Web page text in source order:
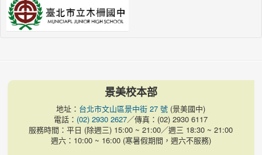
景美校本部
地址： 台北市文山區景中街 27 號 (景美國中)
電話： (02) 2930 2627／傳真：(02) 2930 6117
服務時間：平日 (除週三) 15:00 ~ 21:00／週三 18:30 ~ 21:00
週六：10:00 ~ 16:00 (寒暑假期間，週六不服務)